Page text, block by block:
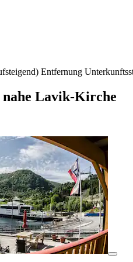
Entfernung
nahe Lavik-Kirche